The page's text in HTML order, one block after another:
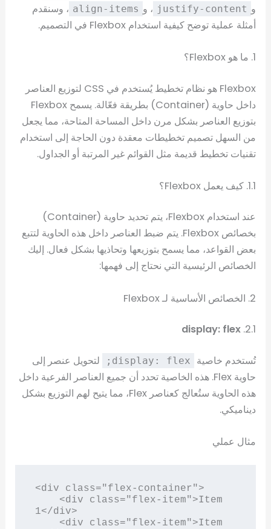
و justify-content ، و align-items ، وسنقدم
أمثلة عملية توضح كيفية استخدام Flexbox في التصميم.
1. ما هو Flexbox؟
Flexbox هو نظام تخطيط يُستخدم في CSS لتوزيع العناصر
داخل حاوية (Container) بطريقة فعّالة. يسمح Flexbox
بتوزيع العناصر بشكل مرن داخل المساحة المتاحة، مما يجعل
من السهل تصميم تخطيطات معقدة دون الحاجة إلى استخدام
تقنيات تخطيط قديمة مثل القوائم غير المرتبة أو الجداول.
1.1. كيف يعمل Flexbox؟
عند استخدام Flexbox، يتم تحديد حاوية (Container)
بخصائص Flexbox. يتم ضبط العناصر داخل هذه الحاوية لتتبع
بعض القواعد، مما يسمح بتوزيعها وتحاذيها بشكل فعال. إليك
الخصائص الرئيسية التي نحتاج إلى فهمها:
2. الخصائص الأساسية لـ Flexbox
2.1.
display: flex
تُستخدم خاصية display: flex;
لتحويل عنصر إلى
حاوية Flex. هذه الخاصية تحدد أن جميع العناصر الفرعية داخل
هذه الحاوية ستُعالج كعناصر Flex، مما يتيح لهم التوزيع بشكل
ديناميكي.
مثال عملي
<div class="flex-container">
1</div>